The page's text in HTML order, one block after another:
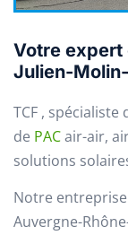
Votre expert
Julien-
TCF ,
de PACair-air,
solutions
Notre entreprise
Auvergne-